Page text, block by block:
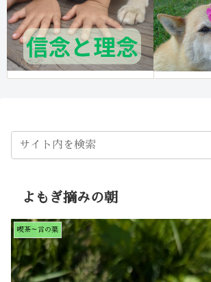
よもぎ摘みの朝
喫茶～言の葉